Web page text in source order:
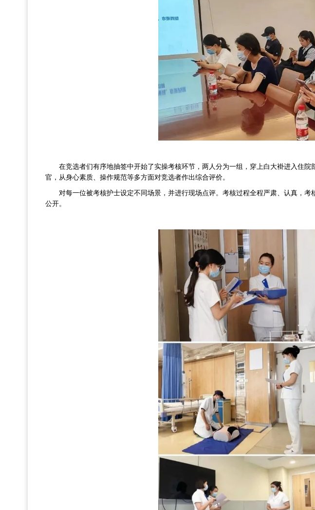
在竞选者们有序地抽签中开始了实操考核环节，两人分为一组，穿上白大褂进入住
官，从身心素质、操作规范等多方面对竞选者作出综合评价。
对每一位被考核护士设定不同场景，并进行现场点评。考核过程全程严肃、认真，
公开。